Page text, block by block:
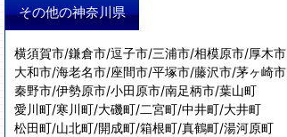
その他の神奈川県
横須賀市/鎌倉市/逗子市/三浦市/相模原市/厚木市
大和市/海老名市/座間市/平塚市/藤沢市/茅ヶ崎市
秦野市/伊勢原市/小田原市/南足柄市/葉山町
愛川町/寒川町/大磯町/二宮町/中井町/大井町
松田町/山北町/開成町/箱根町/真鶴町/湯河原町